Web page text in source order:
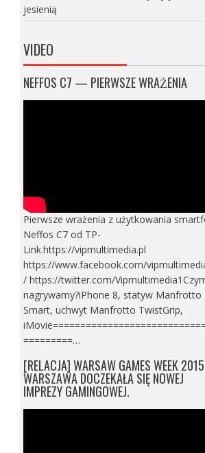
jesienią
VIDEO
NEFFOS C7 — PIERWSZE WRAŻENIA
Pierwsze wrażenia z użytkowania
Neffos C7 od TP-
Link.https://vipmultimedia.pl
https://www.facebook.com/
/ https://twitter.com/
nagrywamy?iPhone 8, statyw Manfrotto
Smart, uchwyt Manfrotto TwistGrip,
=========…
[RELACJA] WARSAW GAMES WEEK
WARSZAWA DOCZEKAŁA SIĘ NOWEJ
IMPREZY GAMINGOWEJ.